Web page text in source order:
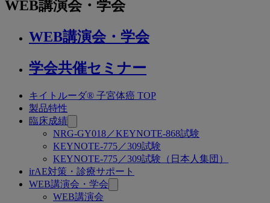
連
WEB講演会・学会
WEB講演会・学会
学会共催セミナー
キイトルーダ® 子宮体癌 TOP
製品特性
臨床成績
NRG-GY018／KEYNOTE-868試験
KEYNOTE-775／309試験
KEYNOTE-775／309試験（日本人集団）
irAE対策・診療サポート
WEB講演会・学会
WEB講演会